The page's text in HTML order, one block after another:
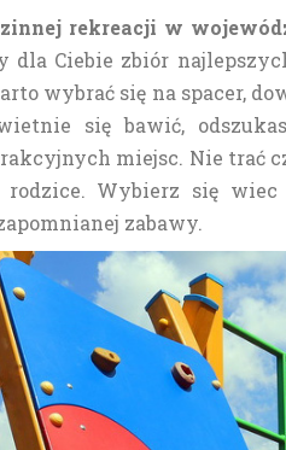
rekreacji w
Ciebie zbiór
wybrać się na spacer,
się bawić,
miejsc. Nie trać
rodzice. Wybierz się
zabawy.